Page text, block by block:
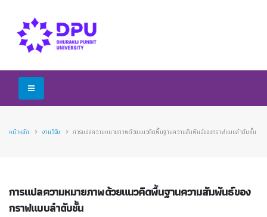
หน้าหลัก งานวิจัย การแปลความหมายภาพด้วยแนวคิดพื้นฐานความสัมพันธ์ของกราฟแบบลำดับชั้น
การแปลความหมายภาพด้วยแนวคิดพื้นฐานความสัมพันธ์ของ
กราฟแบบลำดับชั้น